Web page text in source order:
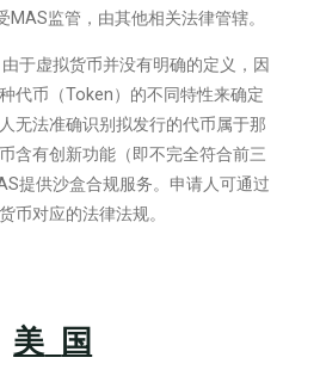
MAS监管，由其他相关法律管辖。
于虚拟货币并没有明确的定义，因
代币（Token）的不同特性来确定
无法准确识别拟发行的代币属于那
含有创新功能（即不完全符合前三
提供沙盒合规服务。申请人可通过
币对应的法律法规。
美 国